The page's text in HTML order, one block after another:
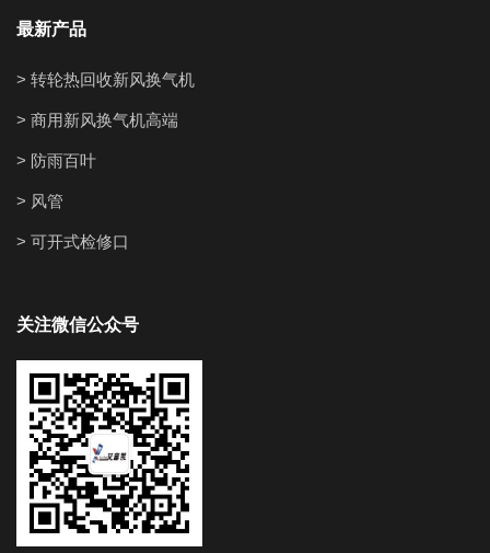
最新产品
> 转轮热回收新风换气机
> 商用新风换气机高端
> 防雨百叶
> 风管
> 可开式检修口
关注微信公众号